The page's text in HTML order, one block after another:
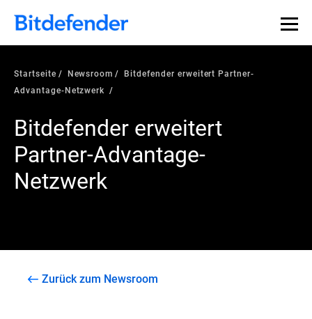
Startseite Newsroom
Bitdefender erweitert Partner-
Advantage-Netzwerk
Bitdefender erweitert
Partner-Advantage-
Netzwerk
Zurück zum Newsroom